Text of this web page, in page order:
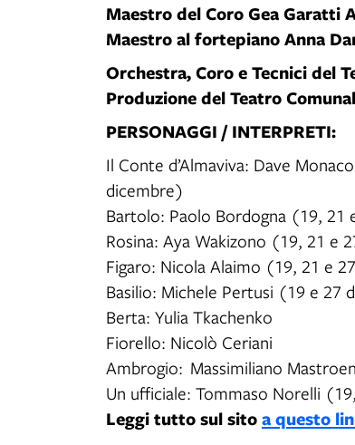
Maestro del Coro Gea Garatti
Maestro al fortepiano Anna
Orchestra, Coro e Tecnici del
Produzione del Teatro
PERSONAGGI / INTERPRETI:
Il Conte d’Almaviva: Dave
dicembre)
Bartolo: Paolo Bordogna (19,
Rosina: Aya Wakizono (19, 21 e
Figaro: Nicola Alaimo (19, 21 e
Basilio: Michele Pertusi (19 e 27
Berta: Yulia Tkachenko
Fiorello: Nicolò Ceriani
Ambrogio: Massimiliano
Un ufficiale: Tommaso Norelli
Leggi tutto sul sitoa questo